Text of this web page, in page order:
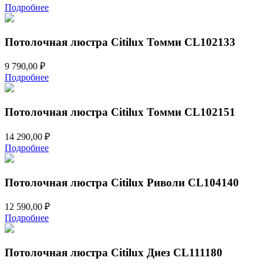
Подробнее
Потолочная люстра Citilux Томми CL102133
9 790,00 ₽
Подробнее
Потолочная люстра Citilux Томми CL102151
14 290,00 ₽
Подробнее
Потолочная люстра Citilux Риволи CL104140
12 590,00 ₽
Подробнее
Потолочная люстра Citilux Диез CL111180